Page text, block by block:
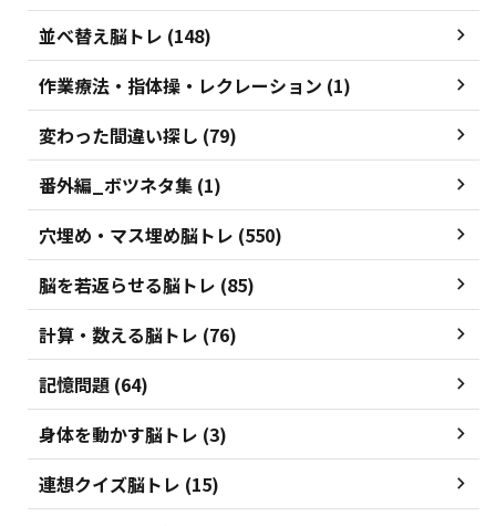
並べ替え脳トレ (148)
作業療法・指体操・レクレーション (1)
変わった間違い探し (79)
番外編_ボツネタ集 (1)
穴埋め・マス埋め脳トレ (550)
脳を若返らせる脳トレ (85)
計算・数える脳トレ (76)
記憶問題 (64)
身体を動かす脳トレ (3)
連想クイズ脳トレ (15)